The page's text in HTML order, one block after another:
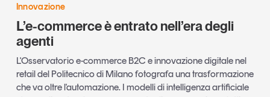
Innovazione
L’e-commerce è entrato nell’era degli
agenti
L'Osservatorio e-commerce B2C e innovazione digitale nel
retail del Politecnico di Milano fotografa una trasformazione
che va oltre l'automazione. I modelli di intelligenza artificiale